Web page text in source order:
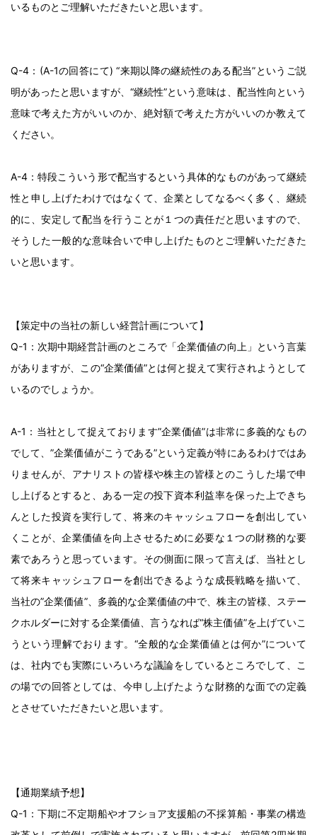
いるものとご理解いただきたいと思います。
Q-4：(A-1の回答にて) “来期以降の継続性のある配当”というご説
明があったと思いますが、“継続性”という意味は、配当性向という
意味で考えた方がいいのか、絶対額で考えた方がいいのか教えて
ください。
A-4：特段こういう形で配当するという具体的なものがあって継続
性と申し上げたわけではなくて、企業としてなるべく多く、継続
的に、安定して配当を行うことが１つの責任だと思いますので、
そうした一般的な意味合いで申し上げたものとご理解いただきた
いと思います。
【策定中の当社の新しい経営計画について】
Q-1：次期中期経営計画のところで「企業価値の向上」という言葉
がありますが、この“企業価値”とは何と捉えて実行されようとして
いるのでしょうか。
A-1：当社として捉えております”企業価値”は非常に多義的なもの
でして、”企業価値がこうである”という定義が特にあるわけではあ
りませんが、アナリストの皆様や株主の皆様とのこうした場で申
し上げるとすると、ある一定の投下資本利益率を保った上できち
んとした投資を実行して、将来のキャッシュフローを創出してい
くことが、企業価値を向上させるために必要な１つの財務的な要
素であろうと思っています。その側面に限って言えば、当社とし
て将来キャッシュフローを創出できるような成長戦略を描いて、
当社の”企業価値”、多義的な企業価値の中で、株主の皆様、ステー
クホルダーに対する企業価値、言うなれば“株主価値”を上げていこ
うという理解でおります。“全般的な企業価値とは何か”について
は、社内でも実際にいろいろな議論をしているところでして、こ
の場での回答としては、今申し上げたような財務的な面での定義
とさせていただきたいと思います。
【通期業績予想】
Q-1：下期に不定期船やオフショア支援船の不採算船・事業の構造